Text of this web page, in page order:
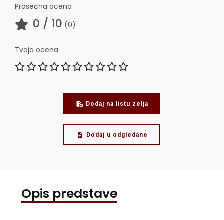
Prosečna ocena
0 / 10 (0)
Tvoja ocena
Dodaj na listu zelja
Dodaj u odgledane
Opis predstave